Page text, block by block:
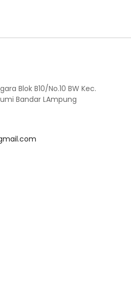
Blok B10/No.10 BW Kec.
Bandar LAmpung